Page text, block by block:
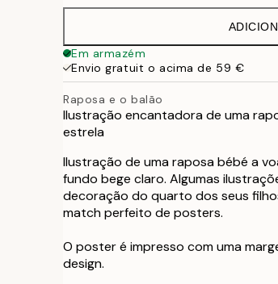
50x70 cm
Em armazém
Envio gratuit o acima de 59 €
Raposa e o balão
Ilustração encantadora de uma
estrela
Ilustração de uma raposa bébé a
fundo bege claro. Algumas
decoração do quarto dos seus
match perfeito de posters.
O poster é impresso com uma
design.